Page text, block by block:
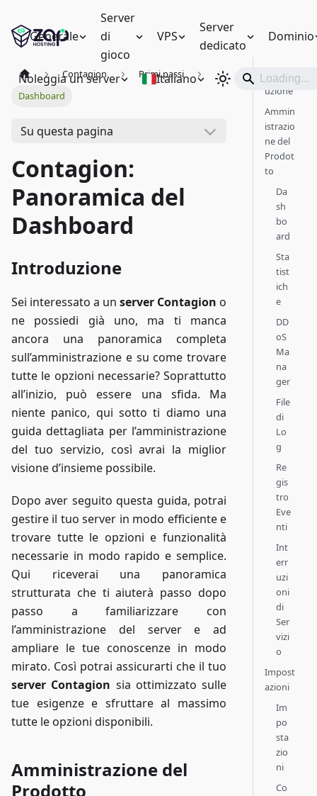
Generale
Server
di
gioco
VPS
Server
dedicato
Dominio
Noleggia un server Italiano
Contagion
Primi passi
Dashboard
Su questa pagina
Contagion:
Panoramica del
Dashboard
Introduzione
Sei interessato a un server Contagion o
ne possiedi già uno, ma ti manca
ancora una panoramica completa
sull’amministrazione e su come trovare
tutte le opzioni necessarie? Soprattutto
all’inizio, può essere una sfida. Ma
niente panico, qui sotto ti diamo una
guida dettagliata per l’amministrazione
del tuo servizio, così avrai la miglior
visione d’insieme possibile.
Dopo aver seguito questa guida, potrai
gestire il tuo server in modo efficiente e
trovare tutte le opzioni e funzionalità
necessarie in modo rapido e semplice.
Qui riceverai una panoramica
strutturata che ti aiuterà passo dopo
passo a familiarizzare con
l’amministrazione del server e ad
ampliare le tue conoscenze in modo
mirato. Così potrai assicurarti che il tuo
server Contagion sia ottimizzato sulle
tue esigenze e sfruttare al massimo
tutte le opzioni disponibili.
Amministrazione del
Prodotto
Introd
uzione
Ammin
istrazio
ne del
Prodot
to
Da
sh
bo
ard
Sta
tist
ich
e
DD
oS
Ma
na
ger
File
di
Lo
g
Re
gis
tro
Eve
nti
Int
err
uzi
oni
di
Ser
vizi
o
Impost
azioni
Im
po
sta
zio
ni
Co